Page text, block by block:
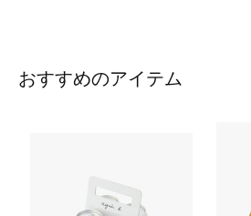
おすすめのアイテム